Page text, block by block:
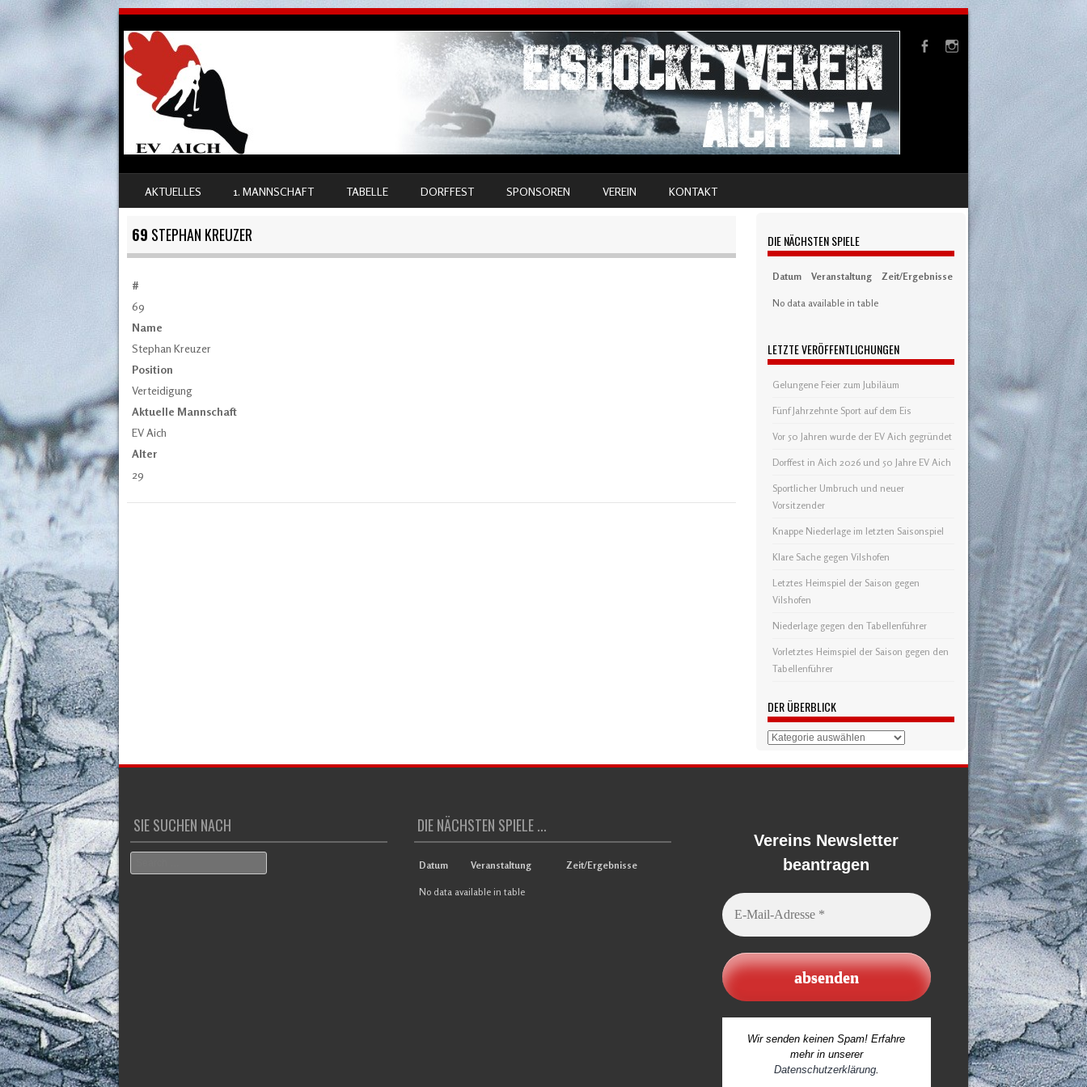
MENU
AKTUELLES 1. MANNSCHAFT TABELLE DORFFEST SPONSOREN VEREIN KONTAKT
69 STEPHAN KREUZER
#
69
Name
Stephan Kreuzer
Position
Verteidigung
Aktuelle Mannschaft
EV Aich
Alter
29
DIE NÄCHSTEN SPIELE
Datum Veranstaltung Zeit/Ergebnisse Austragungsort Artikel
No data available in table
LETZTE VERÖFFENTLICHUNGEN
Gelungene Feier zum Jubiläum
Fünf Jahrzehnte Sport auf dem Eis
Vor 50 Jahren wurde der EV Aich gegründet
Dorffest in Aich 2026 und 50 Jahre EV Aich
Sportlicher Umbruch und neuer
Vorsitzender
Knappe Niederlage im letzten Saisonspiel
Klare Sache gegen Vilshofen
Letztes Heimspiel der Saison gegen
Vilshofen
Niederlage gegen den Tabellenführer
Vorletztes Heimspiel der Saison gegen den
Tabellenführer
DER ÜBERBLICK
Der
SIE SUCHEN NACH DIE NÄCHSTEN SPIELE ...
Datum Veranstaltung Zeit/Ergebnisse
No data available in table
Vereins Newsletter
beantragen
Wir senden keinen Spam! Erfahre
mehr in unserer
Datenschutzerklärung.